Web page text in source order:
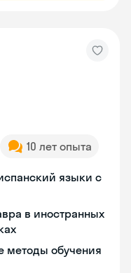
10 лет опыта
языки с
в иностранных
методы обучения